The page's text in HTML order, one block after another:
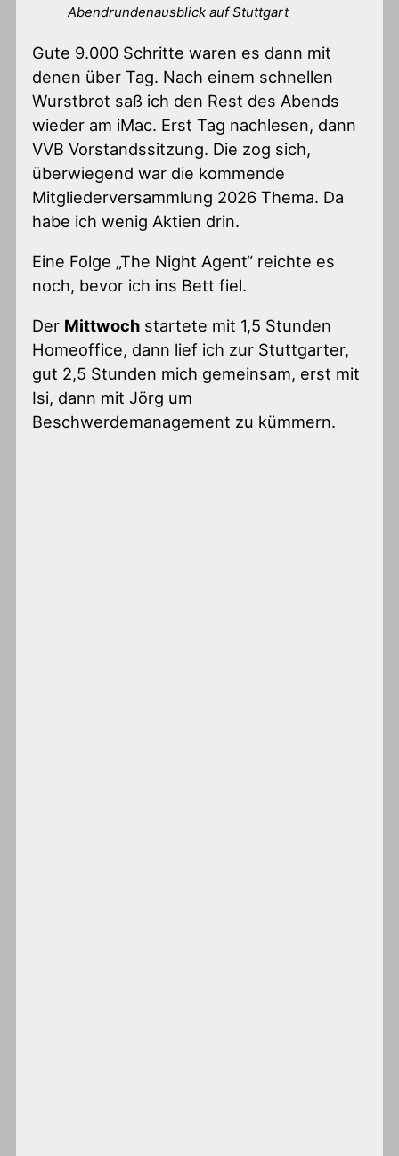
Abendrundenausblick auf Stuttgart
Gute 9.000 Schritte waren es dann mit
denen über Tag. Nach einem schnellen
Wurstbrot saß ich den Rest des Abends
wieder am iMac. Erst Tag nachlesen, dann
VVB Vorstandssitzung. Die zog sich,
überwiegend war die kommende
Mitgliederversammlung 2026 Thema. Da
habe ich wenig Aktien drin.
Eine Folge „The Night Agent“ reichte es
noch, bevor ich ins Bett fiel.
Der Mittwoch startete mit 1,5 Stunden
Homeoffice, dann lief ich zur Stuttgarter,
gut 2,5 Stunden mich gemeinsam, erst mit
Isi, dann mit Jörg um
Beschwerdemanagement zu kümmern.